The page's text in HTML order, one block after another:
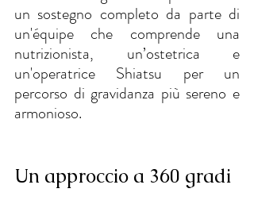
un sostegno completo da parte di
un'équipe che comprende una
nutrizionista, un’ostetrica e
un'operatrice Shiatsu per un
percorso di gravidanza più sereno e
armonioso.
Un approccio a 360 gradi